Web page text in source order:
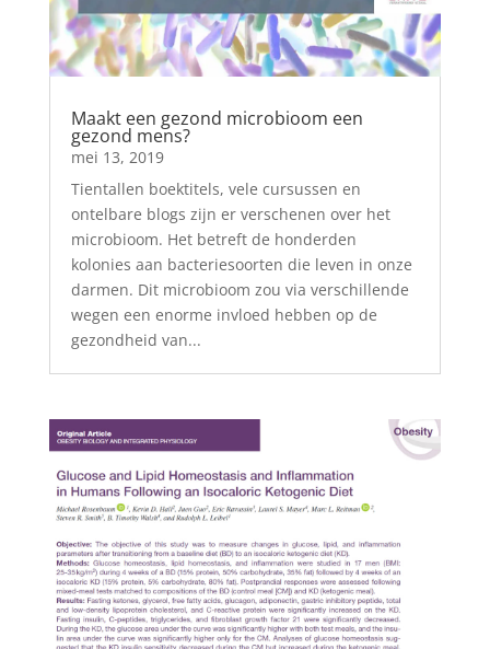
Maakt een gezond microbioom een
gezond mens?
mei 13, 2019
Tientallen boektitels, vele cursussen en
ontelbare blogs zijn er verschenen over het
microbioom. Het betreft de honderden
kolonies aan bacteriesoorten die leven in onze
darmen. Dit microbioom zou via verschillende
wegen een enorme invloed hebben op de
gezondheid van...